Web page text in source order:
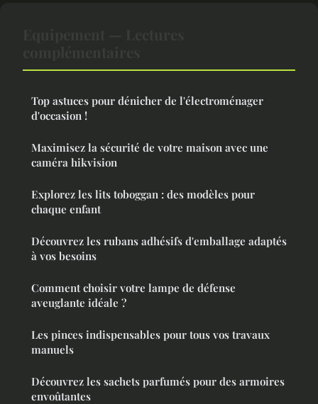
Top astuces pour dénicher de l'électroménager
d'occasion !
Maximisez la sécurité de votre maison avec une
caméra hikvision
Explorez les lits toboggan : des modèles pour
chaque enfant
Découvrez les rubans adhésifs d'emballage adaptés
à vos besoins
Comment choisir votre lampe de défense
aveuglante idéale ?
Les pinces indispensables pour tous vos travaux
manuels
Découvrez les sachets parfumés pour des armoires
envoûtantes